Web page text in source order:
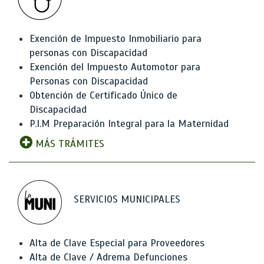
Exención de Impuesto Inmobiliario para
personas con Discapacidad
Exención del Impuesto Automotor para
Personas con Discapacidad
Obtención de Certificado Único de
Discapacidad
P.I.M Preparación Integral para la Maternidad
MÁS TRÁMITES
SERVICIOS MUNICIPALES
Alta de Clave Especial para Proveedores
Alta de Clave / Adrema Defunciones